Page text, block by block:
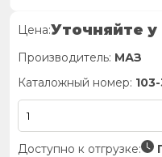
Цена:Уточняйте
Производитель: МАЗ
Каталожный номер:
Доступно к отгрузке: